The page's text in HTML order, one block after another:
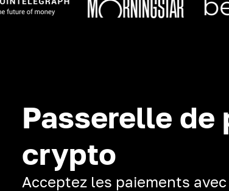
Passerelle de
crypto
Acceptez les paiements